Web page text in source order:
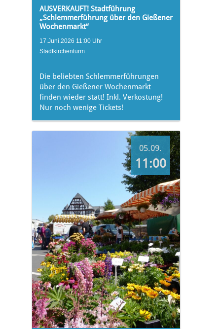
AUSVERKAUFT! Stadtführung
„Schlemmerführung über den Gießener
Wochenmarkt“
17.Juni.2026 11:00 Uhr
Stadtkirchenturm
Die beliebten Schlemmerführungen
über den Gießener Wochenmarkt
finden wieder statt! Inkl. Verkostung!
Nur noch wenige Tickets!
05.09.
11:00